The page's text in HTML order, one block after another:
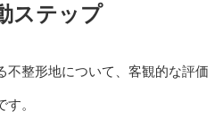
ステップ
不整形地について、客観的な評価
。